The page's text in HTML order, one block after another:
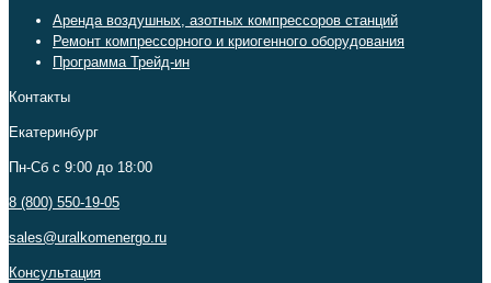
Аренда воздушных, азотных компрессоров станций
Ремонт компрессорного и криогенного оборудования
Программа Трейд-ин
Контакты
Екатеринбург
Пн-Сб c 9:00 до 18:00
8 (800) 550-19-05
sales@uralkomenergo.ru
Консультация